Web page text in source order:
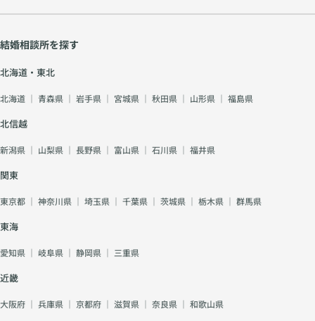
結婚相談所を探す
北海道・東北
北海道 ｜ 青森県 ｜ 岩手県 ｜ 宮城県 ｜ 秋田県 ｜ 山形県 ｜ 福島県
北信越
新潟県 ｜ 山梨県 ｜ 長野県 ｜ 富山県 ｜ 石川県 ｜ 福井県
関東
東京都 ｜ 神奈川県 ｜ 埼玉県 ｜ 千葉県 ｜ 茨城県 ｜ 栃木県 ｜ 群馬県
東海
愛知県 ｜ 岐阜県 ｜ 静岡県 ｜ 三重県
近畿
大阪府 ｜ 兵庫県 ｜ 京都府 ｜ 滋賀県 ｜ 奈良県 ｜ 和歌山県